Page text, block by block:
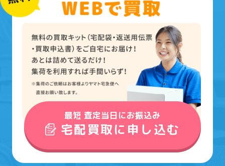
最短 査定当日にお振込み
宅配買取に申し込む